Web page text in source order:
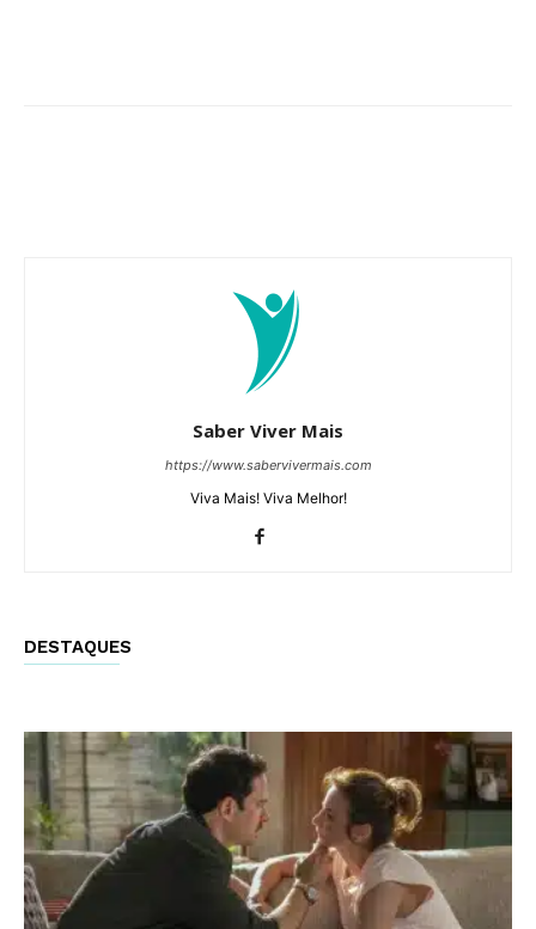
Saber Viver Mais
https://www.sabervivermais.com
Viva Mais! Viva Melhor!
DESTAQUES